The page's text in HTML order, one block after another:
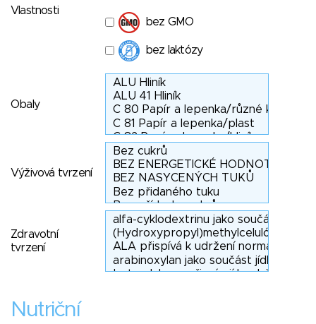
Vlastnosti
bez GMO
bez laktózy
Obaly
Výživová tvrzení
Zdravotní
tvrzení
Nutriční